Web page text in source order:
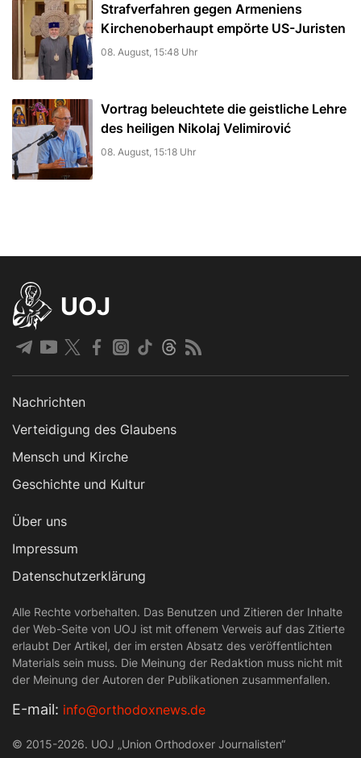
Strafverfahren gegen Armeniens
Kirchenoberhaupt empörte US-Juristen
08. August, 15:48 Uhr
Vortrag beleuchtete die geistliche Lehre
des heiligen Nikolaj Velimirović
08. August, 15:18 Uhr
UOJ
Nachrichten
Verteidigung des Glaubens
Mensch und Kirche
Geschichte und Kultur
Über uns
Impressum
Datenschutzerklärung
Alle Rechte vorbehalten. Das Benutzen und Zitieren der Inhalte
der Web-Seite von UOJ ist mit offenem Verweis auf das Zitierte
erlaubt Der Artikel, der im ersten Absatz des veröffentlichten
Materials sein muss. Die Meinung der Redaktion muss nicht mit
der Meinung der Autoren der Publikationen zusammenfallen.
Е-mail: info@orthodoxnews.de
© 2015-2026. UOJ „Union Orthodoxer Journalisten“